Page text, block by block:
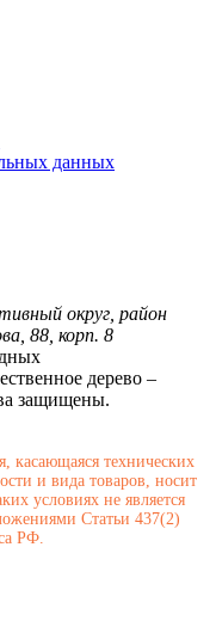
данных
округ, район
88, корп. 8
дерево –
защищены.
касающаяся технических
и вида товаров, носит
условиях не является
Статьи 437(2)
РФ.